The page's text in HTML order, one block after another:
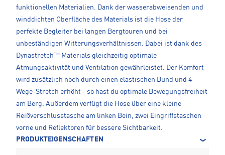
funktionellen Materialien. Dank der wasserabweisenden und
winddichten Oberfläche des Materials ist die Hose der
perfekte Begleiter bei langen Bergtouren und bei
unbeständigen Witterungsverhältnissen. Dabei ist dank des
Dynastretch™ Materials gleichzeitig optimale
Atmungsaktivität und Ventilation gewährleistet. Der Komfort
wird zusätzlich noch durch einen elastischen Bund und 4-
Wege-Stretch erhöht - so hast du optimale Bewegungsfreiheit
am Berg. Außerdem verfügt die Hose über eine kleine
Reißverschlusstasche am linken Bein, zwei Eingriffstaschen
vorne und Reflektoren für bessere Sichtbarkeit.
PRODUKTEIGENSCHAFTEN